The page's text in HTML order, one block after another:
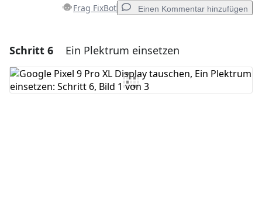
Frag FixBot Einen Kommentar hinzufügen
Einen Kommentar hinzufügen
Kommentar hinzufügen
Schritt 6 Ein Plektrum einsetzen